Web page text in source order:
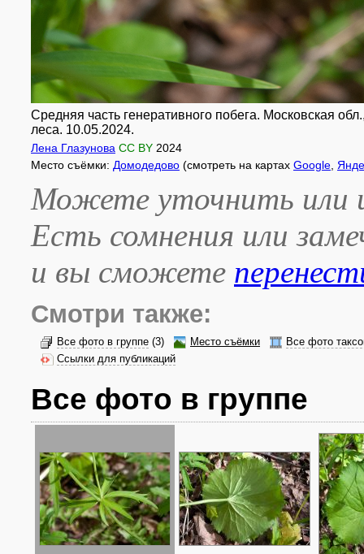
Средняя часть генеративного побега. Московская
леса. 10.05.2024.
Лена Глазунова CC BY 2024
Место съёмки: Домодедово (смотреть на картах Google
Можете уточнить или
Есть сомнения или
и вы сможете
Смотри также:
Все фото в группе (3) Место съёмки
Все фото
Ссылки для публикаций
Все фото в группе